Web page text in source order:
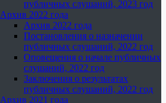
публичных слушаний, 2023 год
Архив 2022 года
Архив 2022 года
Постановления о назначении
публичных слушаний, 2022 год
Оповещения о начале публичных
слушаний, 2022 год
Заключения о результатах
публичных слушаний, 2022 год
Архив 2021 года